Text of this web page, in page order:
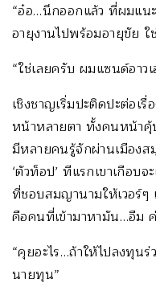
“อ๋อ…นึกออกแล้ว ที่ผมแน
อายุงานไปพร้อมอายุขัย ใ
“ใช่เลยครับ ผมแซนด์อา
เชิงชาญเริ่มปะติดปะต่อเ
หน้าหลายตา ทั้งคนหน้าคุ้
มีหลายคนรู้จักผ่านเมือง
‘ตัวท็อป’ ทีแรกเขาเกือบ
ที่ชอบสมญานามให้เวอร์
คือคนที่เข้ามาหามัน…อืม
“คุยอะไร…ถ้าให้ไปลงทุน
นายทุน”